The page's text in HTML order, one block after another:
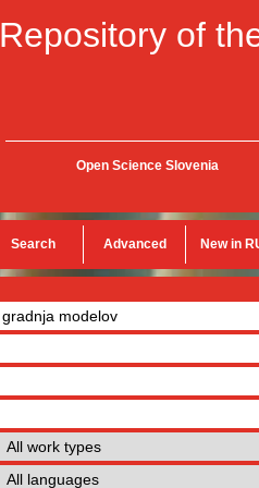
Repository of
Open Science Slovenia
Search Advanced New in